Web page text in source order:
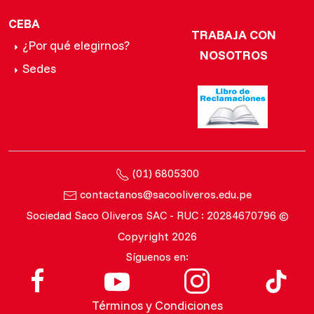
CEBA
¿Por qué elegirnos?
Sedes
TRABAJA CON
NOSOTROS
(01) 6805300
contactanos@sacooliveros.edu.pe
Sociedad Saco Oliveros SAC - RUC : 20284670796 ©
Copyright 2026
Síguenos en:
Términos y Condiciones